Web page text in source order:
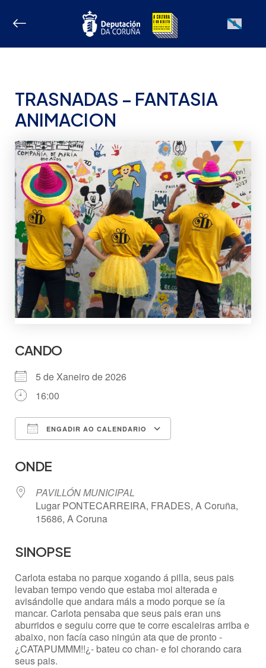
Galician
TRASNADAS – FANTASIA
ANIMACION
CANDO
5 de Xaneiro de 2026
16:00
ENGADIR AO CALENDARIO
ONDE
PAVILLÓN MUNICIPAL
Lugar PONTECARREIRA, FRADES, A Coruña,
15686, A Coruna
SINOPSE
Carlota estaba no parque xogando á pilla, seus pais
levaban tempo vendo que estaba moi alterada e
avisándolle que andara máis a modo porque se ía
mancar. Carlota pensaba que seus pais eran uns
aburridos e seguiu corre que te corre escaleiras arriba e
abaixo, non facía caso ningún ata que de pronto -
¿CATAPUMMM!!¿- bateu co chan- e foi chorando cara
seus pais.